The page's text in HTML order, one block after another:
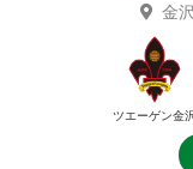
金
ツエーゲン金